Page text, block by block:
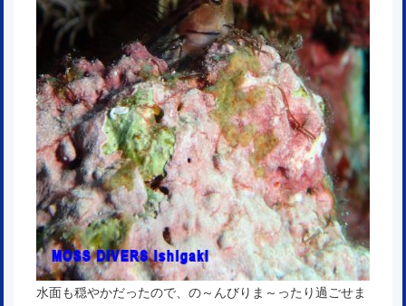
水面も穏やかだったので、の～んびりま～ったり過ごせま